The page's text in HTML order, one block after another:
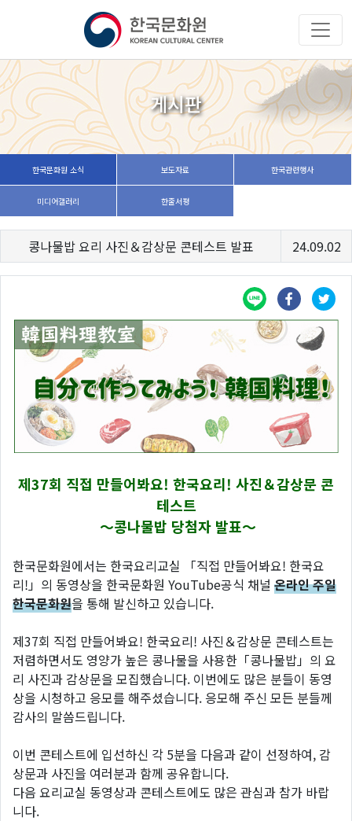
게시판
한국문화원 소식 보도자료 한국관련행사
미디어갤러리 한줄서평
콩나물밥 요리 사진＆감상문 콘테스트 발표 24.09.02
제37회 직접 만들어봐요! 한국요리! 사진＆감상문 콘
테스트
～콩나물밥 당첨자 발표～
한국문화원에서는 한국요리교실 「직접 만들어봐요! 한국요
리!」의 동영상을 한국문화원 YouTube공식 채널 온라인 주일
한국문화원을 통해 발신하고 있습니다.
제37회 직접 만들어봐요! 한국요리! 사진＆감상문 콘테스트는
저렴하면서도 영양가 높은 콩나물을 사용한「콩나물밥」의 요
리 사진과 감상문을 모집했습니다. 이번에도 많은 분들이 동영
상을 시청하고 응모를 해주셨습니다. 응모해 주신 모든 분들께
감사의 말씀드립니다.
이번 콘테스트에 입선하신 각 5분을 다음과 같이 선정하여, 감
상문과 사진을 여러분과 함께 공유합니다.
다음 요리교실 동영상과 콘테스트에도 많은 관심과 참가 바랍
니다.